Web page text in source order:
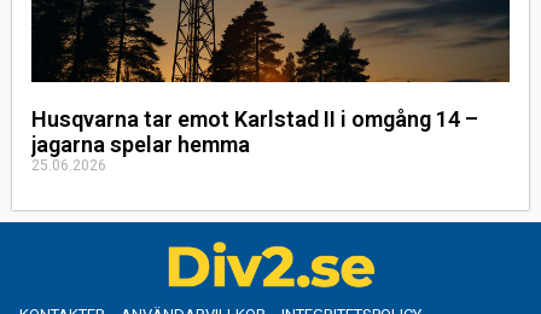
Husqvarna tar emot Karlstad II i omgång 14 –
jagarna spelar hemma
25.06.2026